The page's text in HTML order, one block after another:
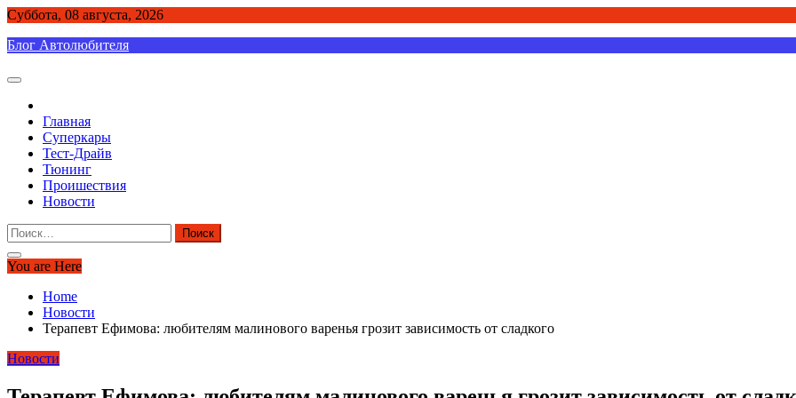
Skip
content
Суббота, 08 августа, 2026
Блог Автолюбителя
Главная
Суперкары
Тест-Драйв
Тюнинг
Проишествия
Новости
Найти:
You are Here
Home
Новости
Терапевт Ефимова: любителям малинового варенья грозит зависимость от сладкого
Новости